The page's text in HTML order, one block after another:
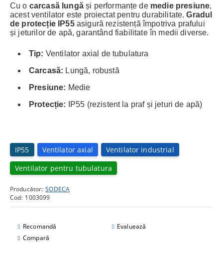
Cu o carcasă lungăși performanțe de medie presiune,
acest ventilator este proiectat pentru durabilitate.Gradul
de protecție IP55asigură rezistență împotriva prafului
și jeturilor de apă, garantând fiabilitate în medii diverse.
Tip: Ventilator axial de tubulatura
Carcasă: Lungă, robustă
Presiune: Medie
Protecție: IP55 (rezistent la praf și jeturi de apă)
IP55 Ventilator axial
Ventilator industrial
Ventilator pentru tubulatura
Producător: SODECA
Cod: 1003099
Recomandă
Evaluează
Compară